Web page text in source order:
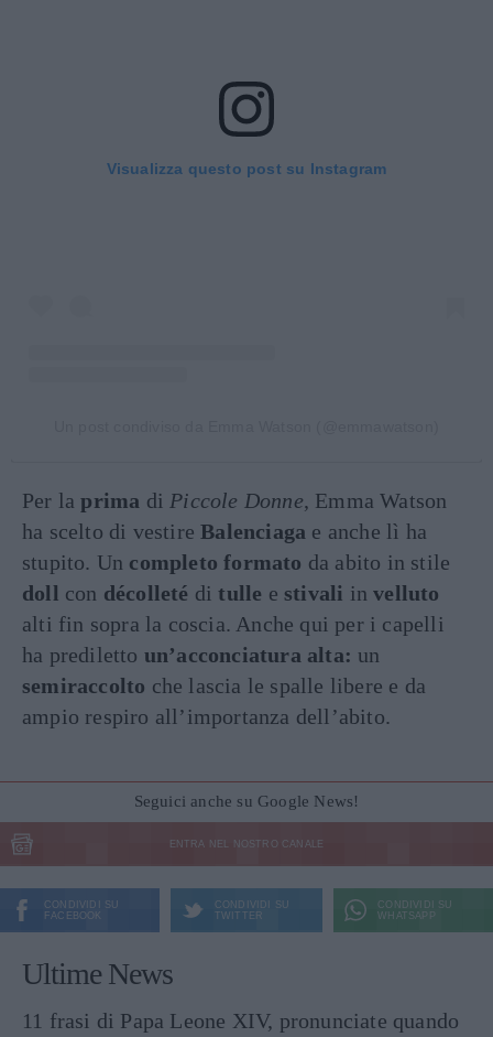
Visualizza questo post su Instagram
Per laprima di Piccole Donne, Emma Watson
ha scelto di vestireBalenciaga e anche lì ha
stupito. Un completo formato da abito in stile
doll con décolleté ditulle e stivali invelluto
alti fin sopra la coscia. Anche qui per i capelli
ha prediletto un’acconciatura alta: un
semiraccolto che lascia le spalle libere e da
ampio respiro all’importanza dell’abito.
Seguici anche su Google News!
ENTRA NEL NOSTRO CANALE
CONDIVIDI SU
FACEBOOK
CONDIVIDI SU
TWITTER
CONDIVIDI SU
WHATSAPP
Ultime News
11 frasi di Papa Leone XIV, pronunciate quando